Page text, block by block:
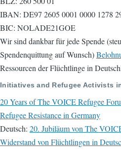
IBAN: DE97 2605 0001 0000 1278
BIC: NOLADE21GOE
Wir sind dankbar für jede Spende
Spendenquittung auf Wunsch)
Ressourcen der Flüchtlinge in
Initiatives and Refugee Activists
20 Years of The VOICE Refugee
Refugee Resistance in Germany
Deutsch: 20. Jubiläum von The
Widerstand von Flüchtlingen in